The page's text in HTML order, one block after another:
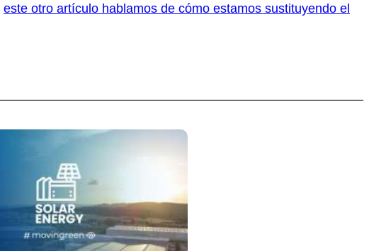
este otro artículo hablamos de cómo estamos sustituyendo el